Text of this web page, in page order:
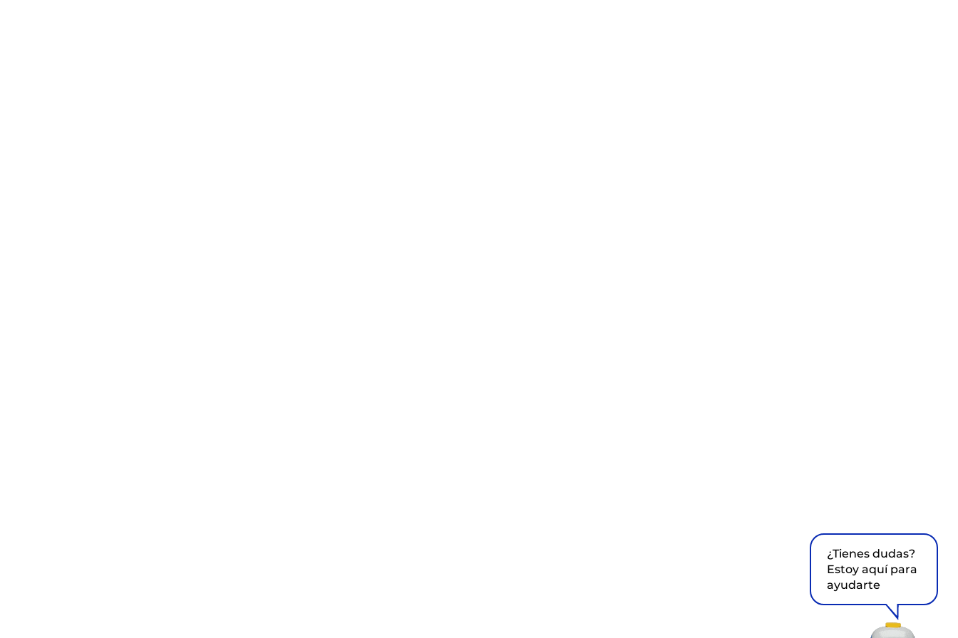
¿Tienes dudas?
Estoy aquí para
ayudarte